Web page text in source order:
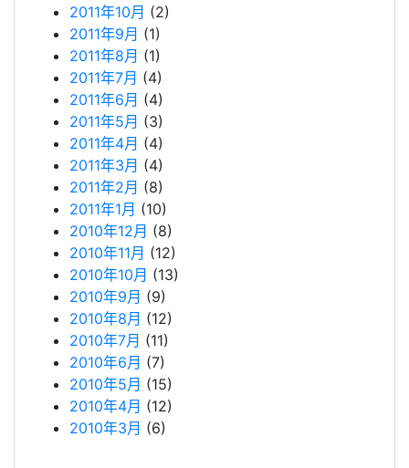
2011年10月 (2)
2011年9月 (1)
2011年8月 (1)
2011年7月 (4)
2011年6月 (4)
2011年5月 (3)
2011年4月 (4)
2011年3月 (4)
2011年2月 (8)
2011年1月 (10)
2010年12月 (8)
2010年11月 (12)
2010年10月 (13)
2010年9月 (9)
2010年8月 (12)
2010年7月 (11)
2010年6月 (7)
2010年5月 (15)
2010年4月 (12)
2010年3月 (6)